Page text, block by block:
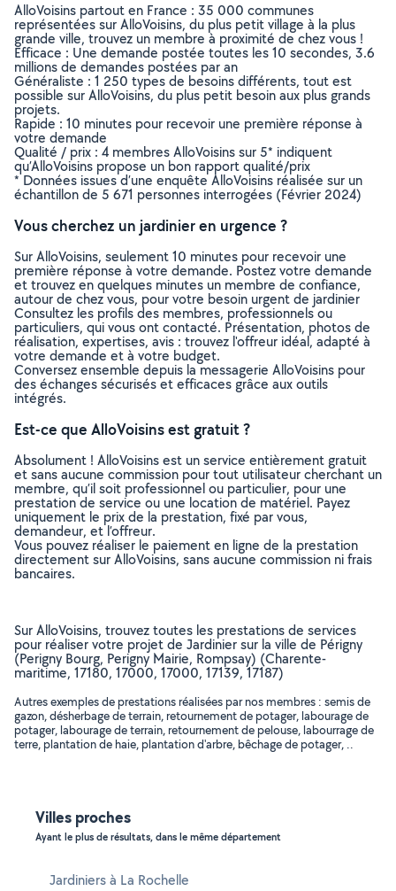
AlloVoisins partout en France : 35 000 communes
représentées sur AlloVoisins, du plus petit village à la plus
grande ville, trouvez un membre à proximité de chez vous !
Efficace : Une demande postée toutes les 10 secondes, 3.6
millions de demandes postées par an
Généraliste : 1 250 types de besoins différents, tout est
possible sur AlloVoisins, du plus petit besoin aux plus grands
projets.
Rapide : 10 minutes pour recevoir une première réponse à
votre demande
Qualité / prix : 4 membres AlloVoisins sur 5* indiquent
qu’AlloVoisins propose un bon rapport qualité/prix
* Données issues d’une enquête AlloVoisins réalisée sur un
échantillon de 5 671 personnes interrogées (Février 2024)
Vous cherchez un jardinier en urgence ?
Sur AlloVoisins, seulement 10 minutes pour recevoir une
première réponse à votre demande. Postez votre demande
et trouvez en quelques minutes un membre de confiance,
autour de chez vous, pour votre besoin urgent de jardinier
Consultez les profils des membres, professionnels ou
particuliers, qui vous ont contacté. Présentation, photos de
réalisation, expertises, avis : trouvez l'offreur idéal, adapté à
votre demande et à votre budget.
Conversez ensemble depuis la messagerie AlloVoisins pour
des échanges sécurisés et efficaces grâce aux outils
intégrés.
Est-ce que AlloVoisins est gratuit ?
Absolument ! AlloVoisins est un service entièrement gratuit
et sans aucune commission pour tout utilisateur cherchant un
membre, qu’il soit professionnel ou particulier, pour une
prestation de service ou une location de matériel. Payez
uniquement le prix de la prestation, fixé par vous,
demandeur, et l’offreur.
Vous pouvez réaliser le paiement en ligne de la prestation
directement sur AlloVoisins, sans aucune commission ni frais
bancaires.
Sur AlloVoisins, trouvez toutes les prestations de services
pour réaliser votre projet de Jardinier sur la ville de Périgny
(Perigny Bourg, Perigny Mairie, Rompsay) (Charente-
maritime, 17180, 17000, 17000, 17139, 17187)
Autres exemples de prestations réalisées par nos membres : semis de
gazon, désherbage de terrain, retournement de potager, labourage de
potager, labourage de terrain, retournement de pelouse, labourrage de
terre, plantation de haie, plantation d'arbre, bêchage de potager, ..
Villes proches
Ayant le plus de résultats, dans le même département
Jardiniers à La Rochelle